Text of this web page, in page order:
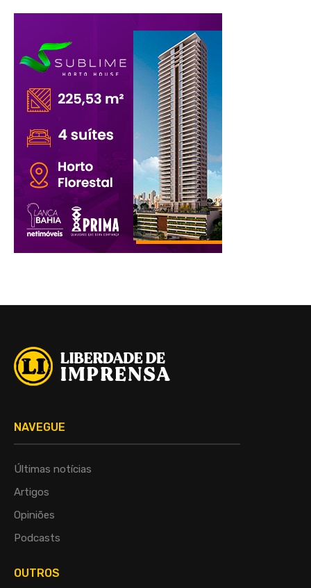
NAVEGUE
Últimas notícias
Artigos
Opiniões
Podcasts
OUTROS